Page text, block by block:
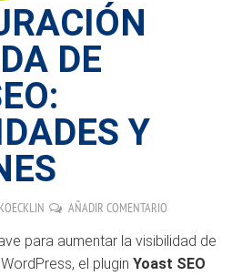
DE
Y
AÑADIR COMENTARIO
para aumentar la visibilidad de
el plugin Yoast SEO